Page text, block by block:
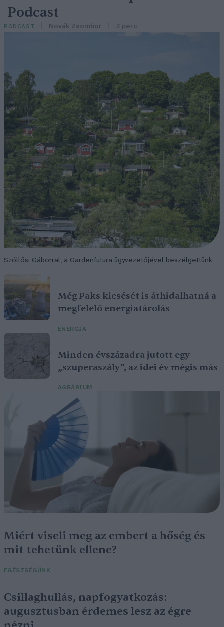
Podcast
PODCAST Novák Zsombor 2 perc
Szöllősi Gáborral, a Gardenfutura ügyvezetőjével beszélgettünk.
Még Paks kiesését is áthidalhatná a
megfelelő energiatárolás
ENERGIA
Minden évszázadra jutott egy
„szuperaszály”, az idei év mégis más
AGRÁRIUM
Miért viseli meg az embert a hőség és
mit tehetünk ellene?
EGÉSZSÉGÜNK
Csillaghullás, napfogyatkozás:
augusztusban érdemes lesz az égre